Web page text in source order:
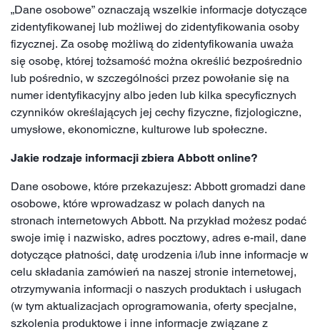
„Dane osobowe” oznaczają wszelkie informacje dotyczące
zidentyfikowanej lub możliwej do zidentyfikowania osoby
fizycznej. Za osobę możliwą do zidentyfikowania uważa
się osobę, której tożsamość można określić bezpośrednio
lub pośrednio, w szczególności przez powołanie się na
numer identyfikacyjny albo jeden lub kilka specyficznych
czynników określających jej cechy fizyczne, fizjologiczne,
umysłowe, ekonomiczne, kulturowe lub społeczne.
Jakie rodzaje informacji zbiera Abbott online?
Dane osobowe, które przekazujesz: Abbott gromadzi dane
osobowe, które wprowadzasz w polach danych na
stronach internetowych Abbott. Na przykład możesz podać
swoje imię i nazwisko, adres pocztowy, adres e-mail, dane
dotyczące płatności, datę urodzenia i/lub inne informacje w
celu składania zamówień na naszej stronie internetowej,
otrzymywania informacji o naszych produktach i usługach
(w tym aktualizacjach oprogramowania, oferty specjalne,
szkolenia produktowe i inne informacje związane z